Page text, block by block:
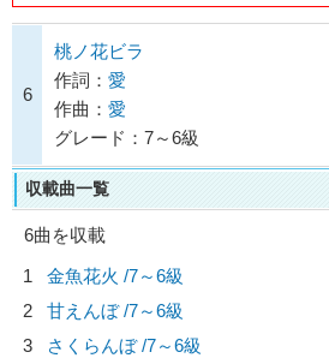
6
桃ノ花ビラ
作詞： 愛
作曲： 愛
グレード：7～6級
収載曲一覧
6曲を収載
1
金魚花火 /7～6級
2
甘えんぼ /7～6級
3
さくらんぼ /7～6級